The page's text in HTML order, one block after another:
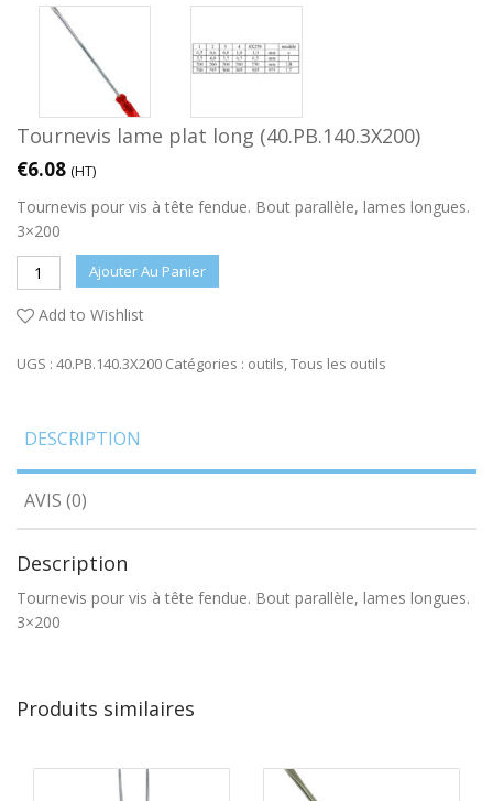
Tournevis lame plat long (40.PB.140.3X200)
€6.08 (HT)
Tournevis pour vis à tête fendue. Bout parallèle, lames longues.
3×200
Ajouter Au Panier
Add to Wishlist
UGS : 40.PB.140.3X200 Catégories : outils,Tous les outils
DESCRIPTION
AVIS (0)
Description
Tournevis pour vis à tête fendue. Bout parallèle, lames longues.
3×200
Produits similaires